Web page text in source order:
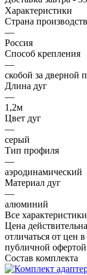
Характеристики
Страна
—
Россия
Способ крепления
—
скобой за дверной
Длина дуг
—
1,2м
Цвет дуг
—
серый
Тип профиля
—
аэродинамический
Материал дуг
—
алюминий
Все характеристики
Цена
отличаться от цен
публичной
Состав комплекта